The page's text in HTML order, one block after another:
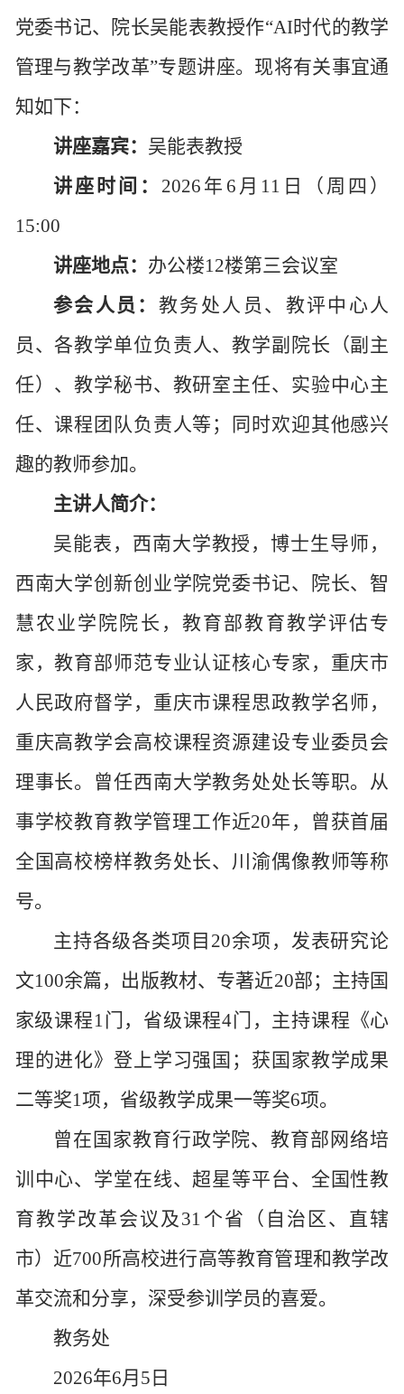
党委书记、院长吴能表教授作“AI时代的教学
管理与教学改革”专题讲座。现将有关事宜通
知如下：
讲座嘉宾： 吴能表教授
讲座时间： 2026年6月 11 日（周 四 ）
15:00
讲座地点： 办公楼12楼第三会议室
参会人员： 教务处 人员 、 教评中心人
员 、各教学单位负责人、教学副院长（副主
任）、教学秘书、教研室主任、实验中心主
任、课程团队负责人等 ；同时欢迎其他感兴
趣的教师参加。
主讲人简介：
吴能表，西南大学教授，博士生导师，
西南大学创新创业学院党委书记、院长、智
慧农业学院院长，教育部教育教学评估专
家，教育部师范专业认证核心专家，重庆市
人民政府督学，重庆市课程思政教学名师 ，
重庆高教学会高校课程资源建设专业委员会
理事长。 曾任西南大学教务处处长等职。从
事学校教育教学管理工作近20年，曾获首届
全国高校榜样教务处长、川渝偶像教师等称
号。
主持各级各类项目 20余项，发表研究论
文100余篇，出版教材、专著近20部；主持国
家级课程1门，省级课程4门，主持课程《心
理的进化》登上学习强国；获国家教学成果
二等奖1项，省级教学成果一等奖6项。
曾在 国家教育行政学院、教育部网络培
训中心、学堂在线、超星等平台、全国性教
育教学改革会议及 31 个省
（自治区、直辖
市） 近700所高校进行高等教育管理和教学改
革交流和分享，深受参训学员的喜爱。
教务处
2026年6月5日